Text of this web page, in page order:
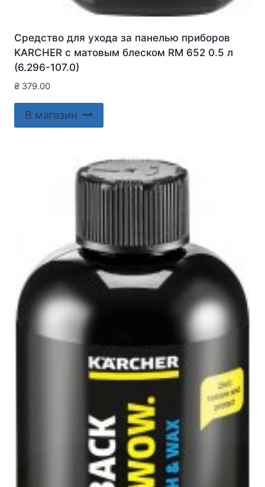
Средство для ухода за панелью приборов
KARCHER с матовым блеском RM 652 0.5 л
(6.296-107.0)
₴ 379.00
В магазин